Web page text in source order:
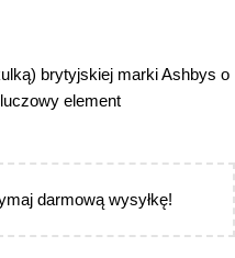
brytyjskiej marki Ashbys o
element
darmową wysyłkę!